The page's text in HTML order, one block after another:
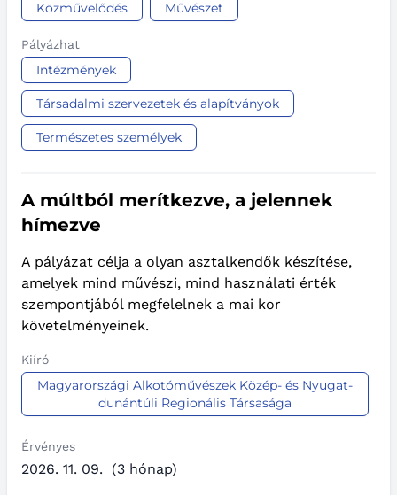
Közművelődés Művészet
Pályázhat
Intézmények
Társadalmi szervezetek és alapítványok
Természetes személyek
A múltból merítkezve, a jelennek
hímezve
A pályázat célja a olyan asztalkendők készítése,
amelyek mind művészi, mind használati érték
szempontjából megfelelnek a mai kor
követelményeinek.
Kiíró
Magyarországi Alkotóművészek Közép- és Nyugat-
dunántúli Regionális Társasága
Érvényes
2026. 11. 09. (3 hónap)